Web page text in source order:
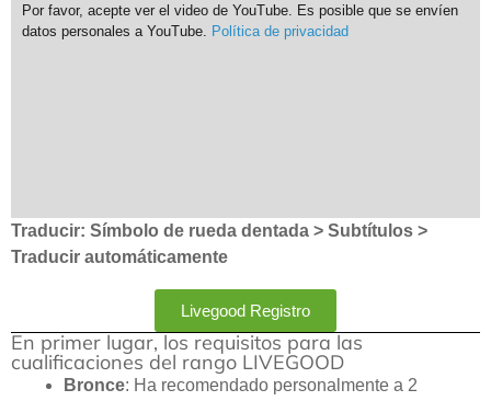
Por favor, acepte ver el video de YouTube. Es posible que se envíen
datos personales a YouTube. Política de privacidad
Traducir: Símbolo de rueda dentada > Subtítulos >
Traducir automáticamente
Livegood Registro
En primer lugar, los requisitos para las
cualificaciones del rango LIVEGOOD
Bronce: Ha recomendado personalmente a 2